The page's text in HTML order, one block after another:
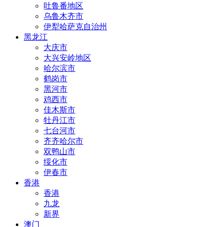
吐鲁番地区
乌鲁木齐市
伊犁哈萨克自治州
黑龙江
大庆市
大兴安岭地区
哈尔滨市
鹤岗市
黑河市
鸡西市
佳木斯市
牡丹江市
七台河市
齐齐哈尔市
双鸭山市
绥化市
伊春市
香港
香港
九龙
新界
澳门